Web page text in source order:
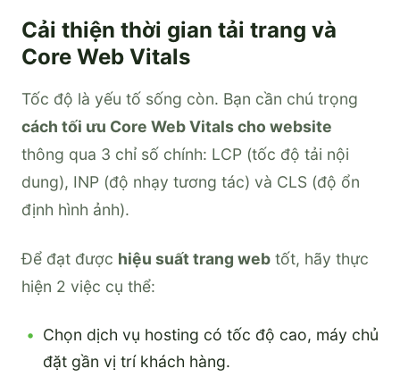
Cải thiện thời gian tải trang và
Core Web Vitals
Tốc độ là yếu tố sống còn. Bạn cần chú trọng
cách tối ưu Core Web Vitals cho website
thông qua 3 chỉ số chính: LCP (tốc độ tải nội
dung), INP (độ nhạy tương tác) và CLS (độ ổn
định hình ảnh).
Để đạt được hiệu suất trang web tốt, hãy thực
hiện 2 việc cụ thể:
Chọn dịch vụ hosting có tốc độ cao, máy chủ
đặt gần vị trí khách hàng.